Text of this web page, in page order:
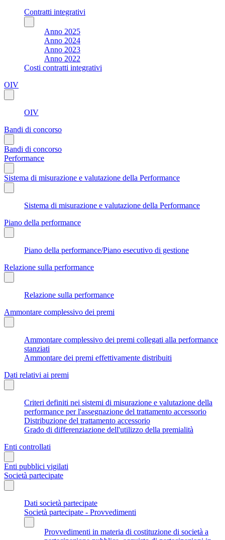
Contratti integrativi
Anno 2025
Anno 2024
Anno 2023
Anno 2022
Costi contratti integrativi
OIV
OIV
Bandi di concorso
Bandi di concorso
Performance
Sistema di misurazione e valutazione della Performance
Sistema di misurazione e valutazione della Performance
Piano della performance
Piano della performance/Piano esecutivo di gestione
Relazione sulla performance
Relazione sulla performance
Ammontare complessivo dei premi
Ammontare complessivo dei premi collegati alla performance
stanziati
Ammontare dei premi effettivamente distribuiti
Dati relativi ai premi
Criteri definiti nei sistemi di misurazione e valutazione della
performance per l'assegnazione del trattamento accessorio
Distribuzione del trattamento accessorio
Grado di differenziazione dell'utilizzo della premialità
Enti controllati
Enti pubblici vigilati
Società partecipate
Dati società partecipate
Società partecipate - Provvedimenti
Provvedimenti in materia di costituzione di società a